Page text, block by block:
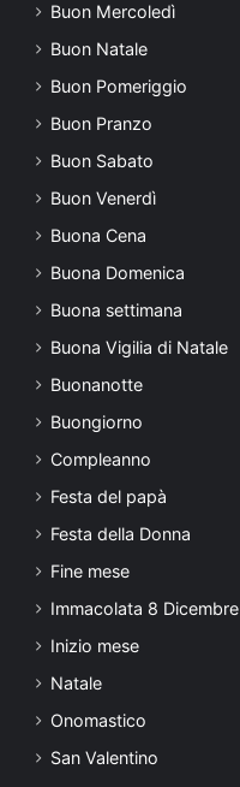
Buon Mercoledì
Buon Natale
Buon Pomeriggio
Buon Pranzo
Buon Sabato
Buon Venerdì
Buona Cena
Buona Domenica
Buona settimana
Buona Vigilia di Natale
Buonanotte
Buongiorno
Compleanno
Festa del papà
Festa della Donna
Fine mese
Immacolata 8 Dicembre
Inizio mese
Natale
Onomastico
San Valentino